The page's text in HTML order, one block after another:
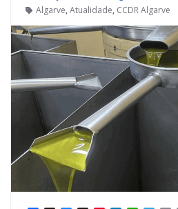
Algarve, Atualidade, CCDR Algarve